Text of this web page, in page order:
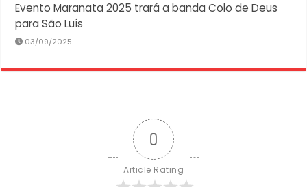
Evento Maranata 2025 trará a banda Colo de Deus
para São Luís
03/09/2025
0
Article Rating